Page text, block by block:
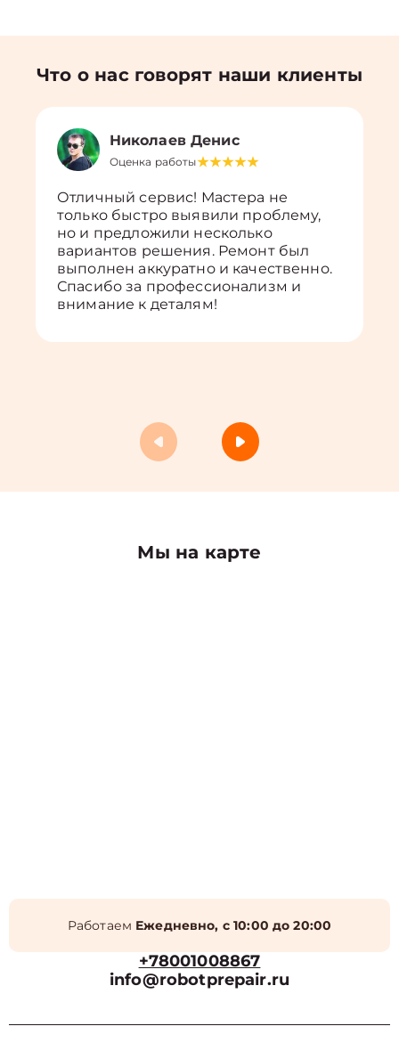
Что о нас говорят наши клиенты
Николаев Денис
Оценка работы
Отличный сервис! Мастера не
только быстро выявили проблему,
но и предложили несколько
вариантов решения. Ремонт был
выполнен аккуратно и качественно.
Спасибо за профессионализм и
внимание к деталям!
Мы на карте
Работаем Ежедневно, с 10:00 до 20:00
+78001008867
info@robotprepair.ru